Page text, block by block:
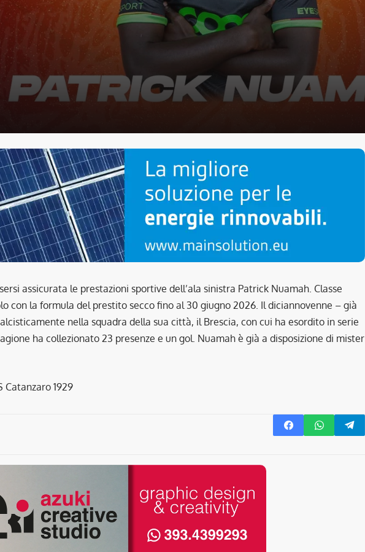
assicurata le prestazioni sportive dell’ala sinistra Patrick Nuamah. Classe
con la formula del prestito secco fino al 30 giugno 2026. Il diciannovenne – già
nella squadra della sua città, il Brescia, con cui ha esordito in serie
ha collezionato 23 presenze e un gol. Nuamah è già a disposizione di mister
Catanzaro 1929